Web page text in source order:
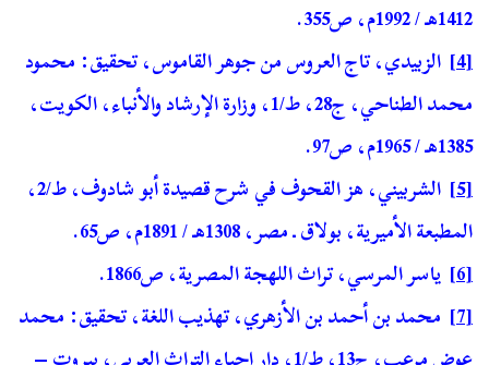
1412هـ / 1992م، ص355.
[4] الزبيدي، تاج العروس من جوهر القاموس، تحقيق: محمود
محمد الطناحي، ج28، ط/1، وزارة الإرشاد والأنباء، الكويت،
1385هـ / 1965م، ص97.
[5]
الشربيني، هز القحوف في شرح قصيدة أبو شادوف، ط/2،
المطبعة الأميرية، بولاق ـ مصر، 1308هـ / 1891م، ص65.
[6]
ياسر المرسي، تراث اللهجة المصرية، ص1866.
[7]
محمد بن أحمد بن الأزهري، تهذيب اللغة، تحقيق: محمد